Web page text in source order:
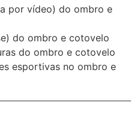
por vídeo) do ombro e
do ombro e cotovelo
do ombro e cotovelo
esportivas no ombro e